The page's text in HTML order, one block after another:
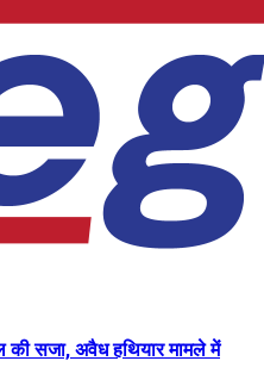
की सजा, अवैध हथियार मामले में